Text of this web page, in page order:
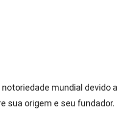
mundial devido a
sua origem e seu fundador.